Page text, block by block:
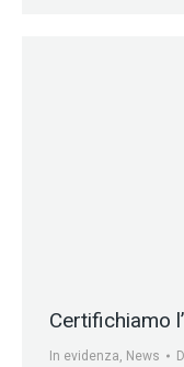
Certifichiamo
In evidenza, News